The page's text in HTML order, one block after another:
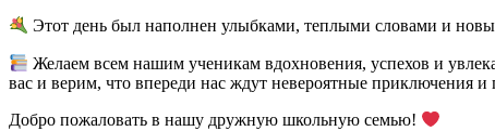
Этот день был наполнен улыбками, теплыми словами и
Желаем всем нашим ученикам вдохновения, успехов и
вас и верим, что впереди нас ждут невероятные приключения и
Добро пожаловать в нашу дружную школьную семью!